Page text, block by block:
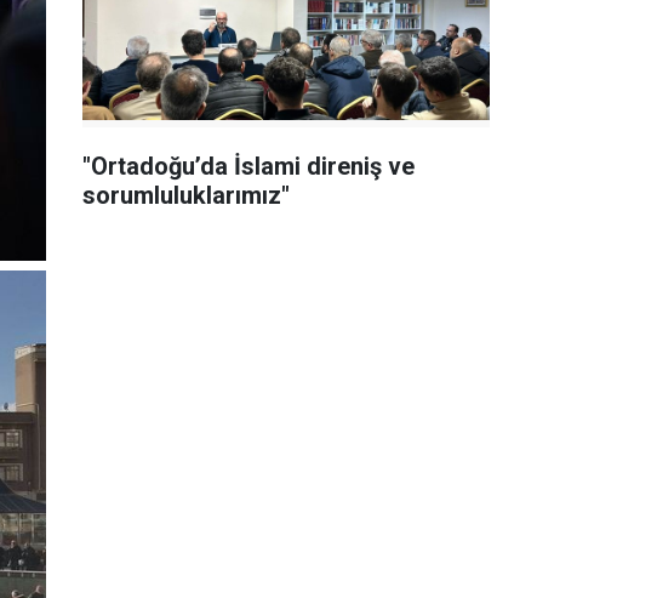
"Ortadoğu’da İslami direniş ve
sorumluluklarımız"